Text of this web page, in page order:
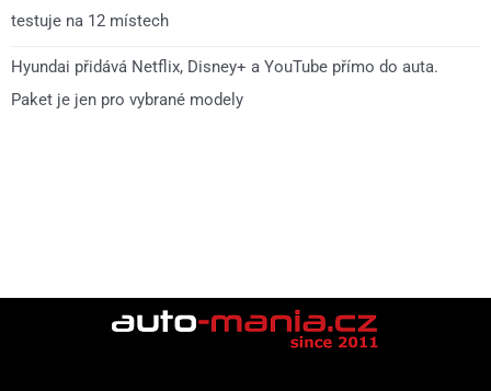
testuje na 12 místech
Hyundai přidává Netflix, Disney+ a YouTube přímo do auta.
Paket je jen pro vybrané modely